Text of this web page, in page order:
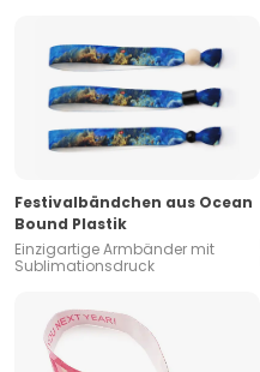
Festivalbändchen aus Ocean
Bound Plastik
Einzigartige Armbänder mit
Sublimationsdruck